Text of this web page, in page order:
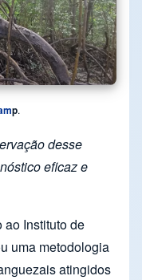
p.
desse
eficaz e
Instituto de
uma metodologia
atingidos